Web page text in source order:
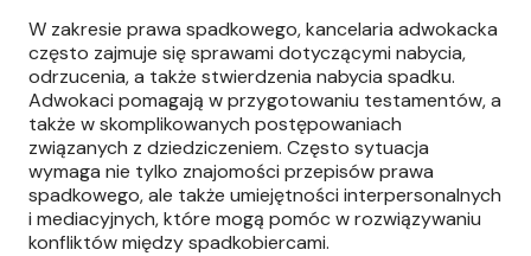
W zakresie prawa spadkowego, kancelaria adwokacka
często zajmuje się sprawami dotyczącymi nabycia,
odrzucenia, a także stwierdzenia nabycia spadku.
Adwokaci pomagają w przygotowaniu testamentów, a
także w skomplikowanych postępowaniach
związanych z dziedziczeniem. Często sytuacja
wymaga nie tylko znajomości przepisów prawa
spadkowego, ale także umiejętności interpersonalnych
i mediacyjnych, które mogą pomóc w rozwiązywaniu
konfliktów między spadkobiercami.